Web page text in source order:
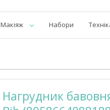
Макіяж Набори
Нагрудник